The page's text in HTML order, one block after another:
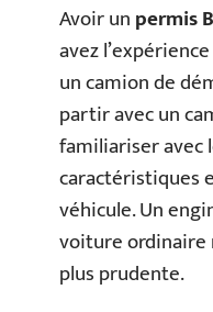
Avoir unpermis B
avez
un camion de
partir avec un
familiariser avec
caractéristiques
véhicule. Un
voiture ordinaire
plus prudente.